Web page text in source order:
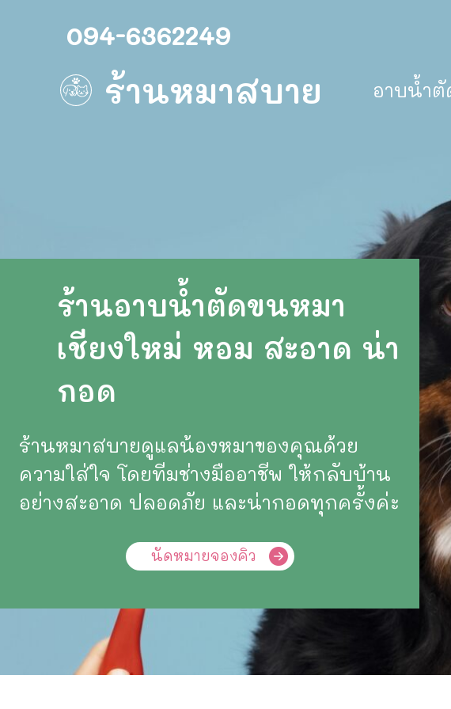
094-6362249
ร้านหมาสบาย อาบน้ำ
ร้านอาบน้ำตัดขนหมา
เชียงใหม่ หอม สะอาด น่า
กอด
ร้านหมาสบายดูแลน้องหมาของคุณด้วย
ความใส่ใจ โดยทีมช่างมืออาชีพ ให้กลับบ้าน
อย่างสะอาด ปลอดภัย และน่ากอดทุกครั้งค่ะ
นัดหมายจองคิว